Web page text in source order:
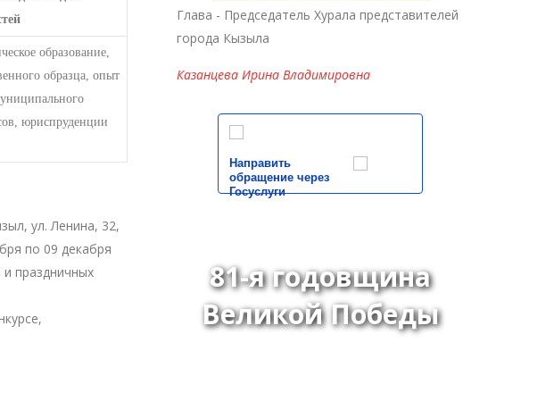
образование,
образца, опыт
юриспруденции
ул. Ленина, 32,
по 09 декабря
праздничных
Глава - Председатель Хурала представителей
города Кызыла
Казанцева Ирина Владимировна
Направить
обращение через
Госуслуги
81-я годовщина
Великой Победы